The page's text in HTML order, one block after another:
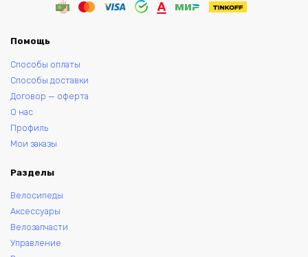
Помощь
Способы оплаты
Способы доставки
Договор — оферта
О нас
Профиль
Мои заказы
Разделы
Велосипеды
Аксессуары
Велозапчасти
Управление